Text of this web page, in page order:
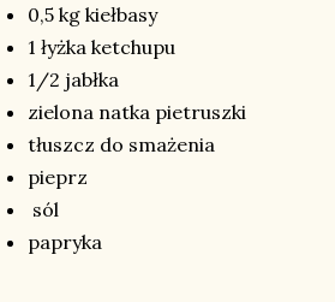
0,5 kg kiełbasy
1 łyżka ketchupu
1/2 jabłka
zielona natka pietruszki
tłuszcz do smażenia
pieprz
sól
papryka